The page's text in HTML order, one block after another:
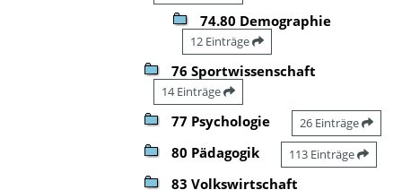
74.80 Demographie
12 Einträge
76 Sportwissenschaft
14 Einträge
77 Psychologie 26 Einträge
80 Pädagogik 113 Einträge
83 Volkswirtschaft